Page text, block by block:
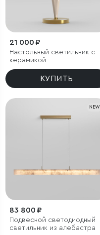
21 000 ₽
Настольный светильник с
керамикой
КУПИТЬ
NEW
83 800 ₽
Подвесной светодиодный
светильник из алебастра